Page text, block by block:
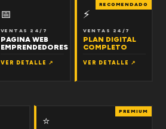
📅
VENTAS 24/7
PAGINA WEB
EMPRENDEDORES
VER DETALLE ↗
RECOMENDADO
⚡
VENTAS 24/7
PLAN DIGITAL
COMPLETO
VER DETALLE ↗
PREMIUM
⭐